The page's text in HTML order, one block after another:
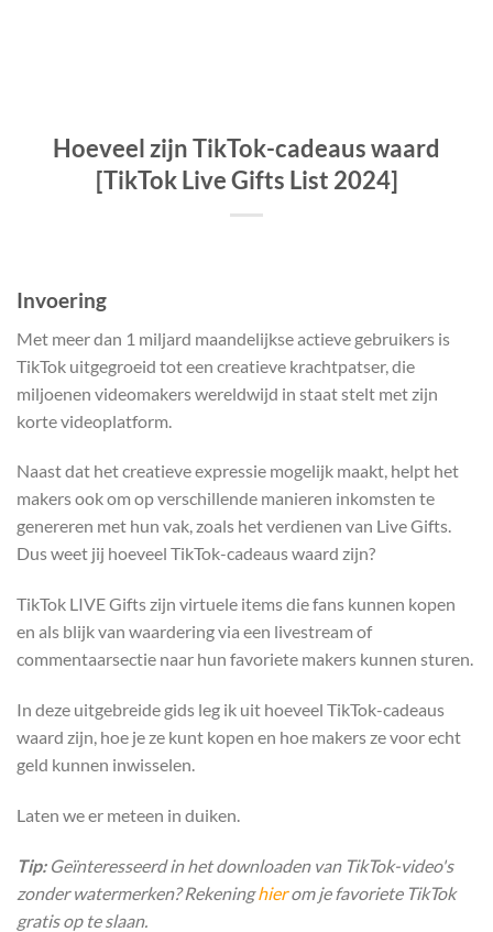
Hoeveel zijn TikTok-cadeaus waard
[TikTok Live Gifts List 2024]
Invoering
Met meer dan 1 miljard maandelijkse actieve gebruikers is
TikTok uitgegroeid tot een creatieve krachtpatser, die
miljoenen videomakers wereldwijd in staat stelt met zijn
korte videoplatform.
Naast dat het creatieve expressie mogelijk maakt, helpt het
makers ook om op verschillende manieren inkomsten te
genereren met hun vak, zoals het verdienen van Live Gifts.
Dus weet jij hoeveel TikTok-cadeaus waard zijn?
TikTok LIVE Gifts zijn virtuele items die fans kunnen kopen
en als blijk van waardering via een livestream of
commentaarsectie naar hun favoriete makers kunnen sturen.
In deze uitgebreide gids leg ik uit hoeveel TikTok-cadeaus
waard zijn, hoe je ze kunt kopen en hoe makers ze voor echt
geld kunnen inwisselen.
Laten we er meteen in duiken.
Tip:Geïnteresseerd in het downloaden van TikTok-video's
zonder watermerken? Rekeninghierom je favoriete TikTok
gratis op te slaan.